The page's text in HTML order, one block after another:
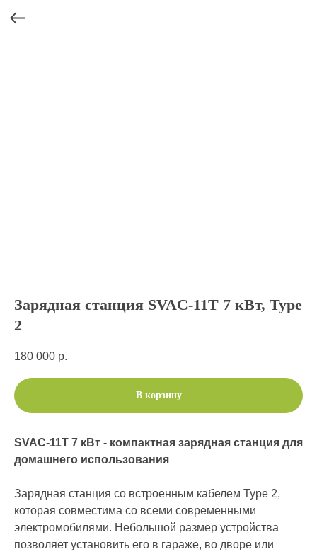
Зарядная станция SVAC-11T 7 кВт, Type
2
180 000 р.
В корзину
SVAC-11T 7 кВт - компактная зарядная станция для
домашнего использования
Зарядная станция со встроенным кабелем Type 2,
которая совместима со всеми современными
электромобилями. Небольшой размер устройства
позволяет установить его в гараже, во дворе или